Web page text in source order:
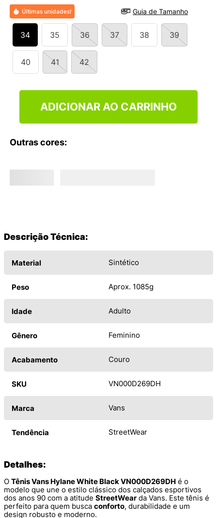
Últimas unidades! Guia de Tamanho
34 35 36 37 38 39
40 41 42
ADICIONAR AO CARRINHO
Outras cores:
Descrição Técnica:
Material Sintético
Peso Aprox. 1085g
Idade Adulto
Gênero Feminino
Acabamento Couro
SKU VN000D269DH
Marca Vans
Tendência StreetWear
Detalhes:
O Tênis Vans Hylane White Black VN000D269DH é o
modelo que une o estilo clássico dos calçados esportivos
dos anos 90 com a atitude StreetWear da Vans. Este tênis é
perfeito para quem busca conforto, durabilidade e um
design robusto e moderno.
9º
VANS TÊNIS VANS ULTRARANGE
10º NEW BALANCE 204L